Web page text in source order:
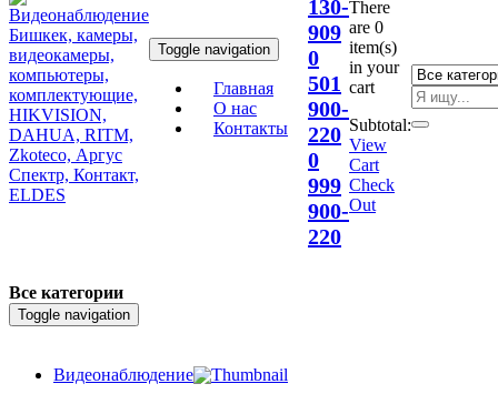
Toggle navigation
Главная
О нас
Контакты
130-
909
0
501
900-
220
0
999
900-
220
There
are 0
item(s)
in your
cart
Subtotal:
View
Cart
Check
Out
Все категории
Toggle navigation
Видеонаблюдение